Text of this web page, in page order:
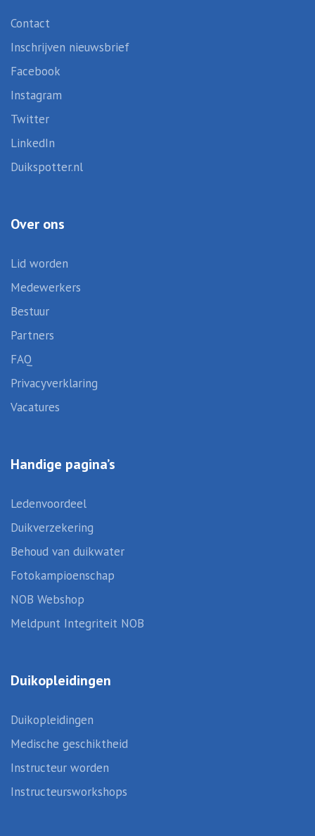
Contact
Inschrijven nieuwsbrief
Facebook
Instagram
Twitter
LinkedIn
Duikspotter.nl
Over ons
Lid worden
Medewerkers
Bestuur
Partners
FAQ
Privacyverklaring
Vacatures
Handige pagina’s
Ledenvoordeel
Duikverzekering
Behoud van duikwater
Fotokampioenschap
NOB Webshop
Meldpunt Integriteit NOB
Duikopleidingen
Duikopleidingen
Medische geschiktheid
Instructeur worden
Instructeursworkshops